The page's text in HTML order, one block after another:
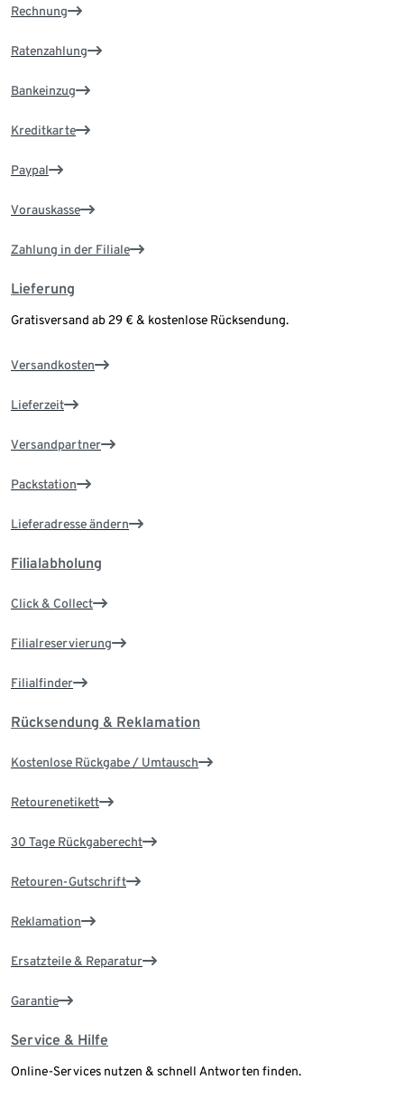
Rechnung
Ratenzahlung
Bankeinzug
Kreditkarte
Paypal
Vorauskasse
Zahlung in der Filiale
Lieferung
Gratisversand ab 29 € & kostenlose Rücksendung.
Versandkosten
Lieferzeit
Versandpartner
Packstation
Lieferadresse ändern
Filialabholung
Click & Collect
Filialreservierung
Filialfinder
Rücksendung & Reklamation
Kostenlose Rückgabe / Umtausch
Retourenetikett
30 Tage Rückgaberecht
Retouren-Gutschrift
Reklamation
Ersatzteile & Reparatur
Garantie
Service & Hilfe
Online-Services nutzen & schnell Antworten finden.